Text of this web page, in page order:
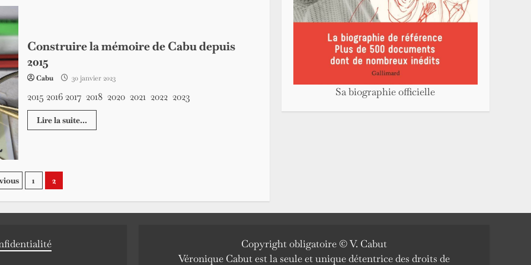
Construire la mémoire de Cabu depuis
2015
Cabu 30 janvier 2023
2015 2016 2017 2018 2020 2021 2022 2023
Lire la suite...
1 2
Sa biographie officielle
Copyright obligatoire © V. Cabut
Véronique Cabut est la seule et unique détentrice des droits de